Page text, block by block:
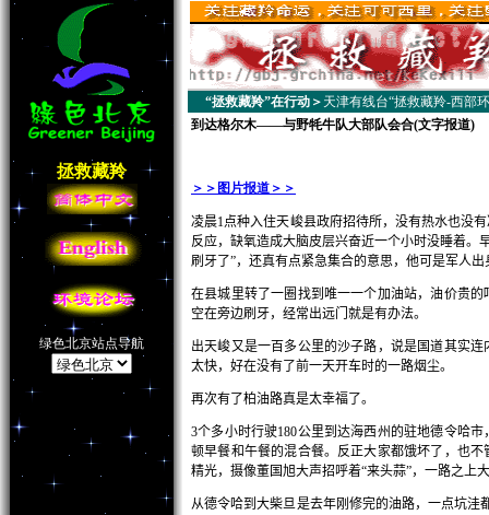
拯救藏羚
绿色北京站点导航
“拯救藏羚”在行动＞ 天津有线台“拯救藏羚-西部
到达格尔木——与野牦牛队大部队会合(文字报道)
＞＞图片报道＞＞
凌晨1点种入住天峻县政府招待所，没有热水也没
反应，缺氧造成大脑皮层兴奋近一个小时没睡着。
刷牙了”，还真有点紧急集合的意思，他可是军人出
在县城里转了一圈找到唯一一个加油站，油价贵
空在旁边刷牙，经常出远门就是有办法。
出天峻又是一百多公里的沙子路，说是国道其实
太快，好在没有了前一天开车时的一路烟尘。
再次有了柏油路真是太幸福了。
3个多小时行驶180公里到达海西州的驻地德令哈
顿早餐和午餐的混合餐。反正大家都饿坏了，也
精光，摄像董国旭大声招呼着“来头蒜”，一路之上
从德令哈到大柴旦是去年刚修完的油路，一点坑洼